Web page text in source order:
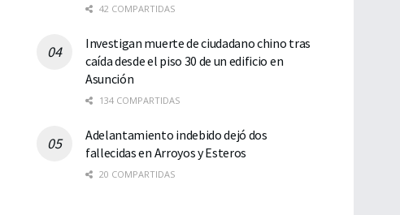
42 COMPARTIDAS
Investigan muerte de ciudadano chino tras
caída desde el piso 30 de un edificio en
Asunción
134 COMPARTIDAS
Adelantamiento indebido dejó dos
fallecidas en Arroyos y Esteros
20 COMPARTIDAS